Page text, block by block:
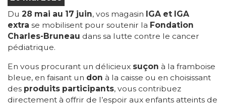
Du 28 mai au 17 juin, vos magasin IGA et IGA
extra se mobilisent pour soutenir la Fondation
Charles-Bruneau dans sa lutte contre le cancer
pédiatrique.
En vous procurant un délicieux suçon à la framboise
bleue, en faisant un don à la caisse ou en choisissant
des produits participants, vous contribuez
directement à offrir de l’espoir aux enfants atteints de